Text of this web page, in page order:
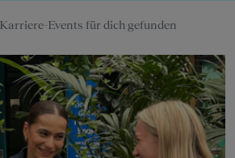
Events für dich gefunden